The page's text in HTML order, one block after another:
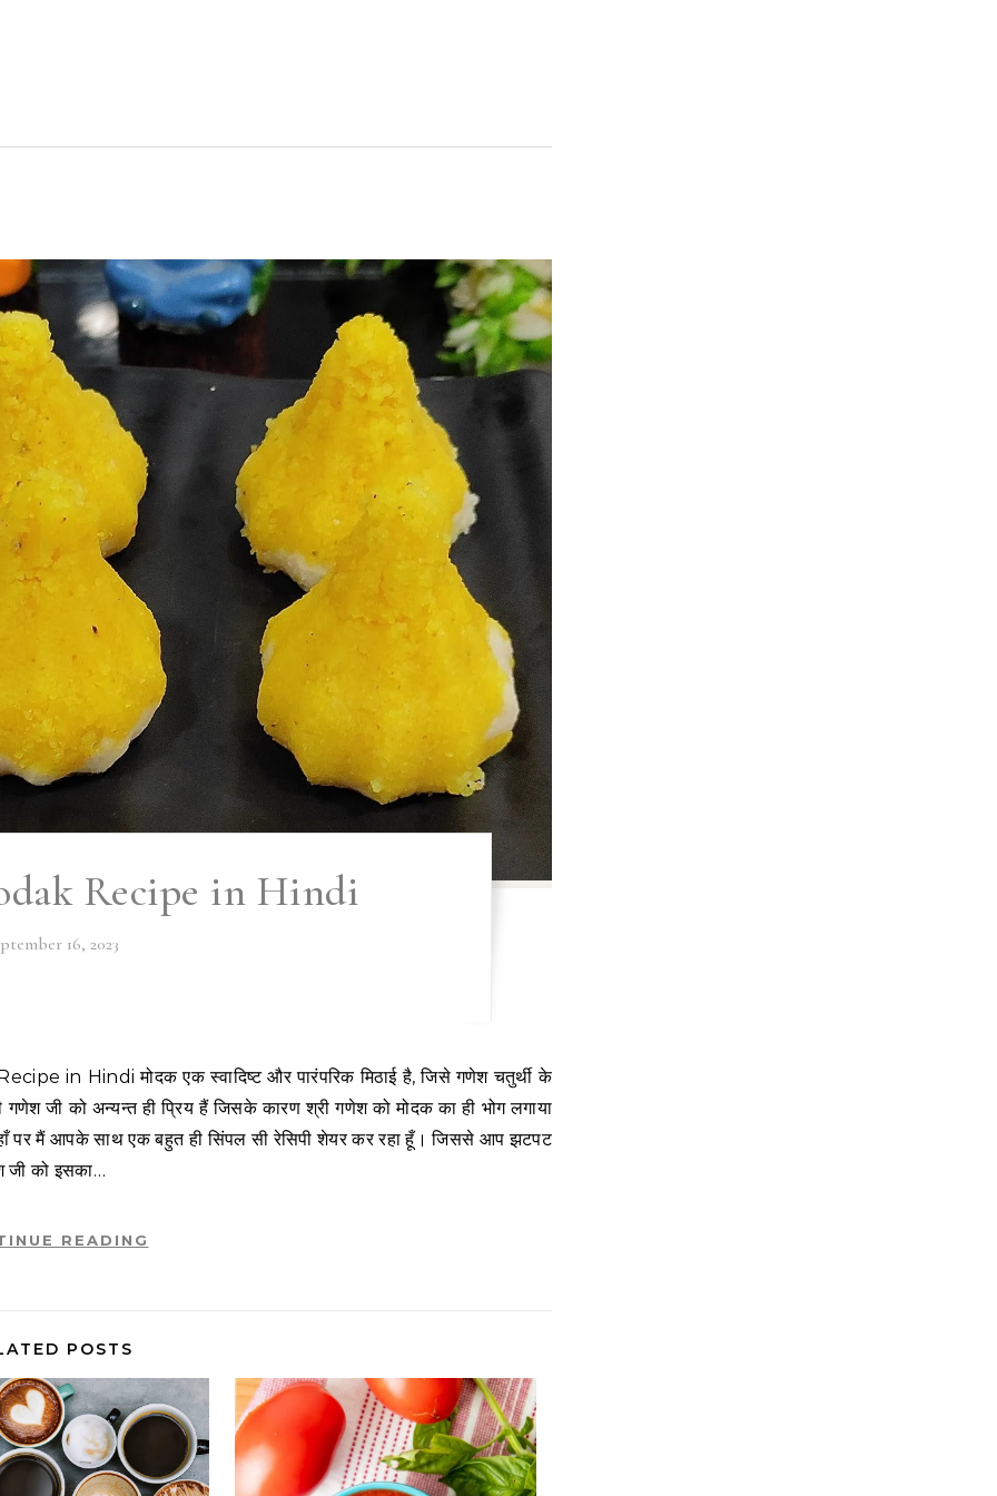
Recipe in Hindi
16, 2023
जी को अन्यन्त ही प्रिय हैं जिसके कारण श्री गणेश को मोदक का ही भोग लगाया
पर मैं आपके साथ एक बहुत ही सिंपल सी रेसिपी शेयर कर रहा हूँ। जिससे आप झटपट
जी को इसका…
READING
POSTS